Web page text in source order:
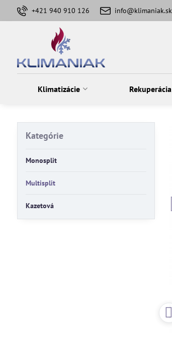
+421 940 910 126 info@klimaniak.sk
Klimatizácie Rekuperácia
Kategórie
Monosplit
Multisplit
Kazetová